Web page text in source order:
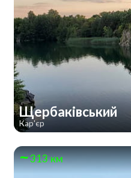
Щербаківський
Кар'єр
313 км